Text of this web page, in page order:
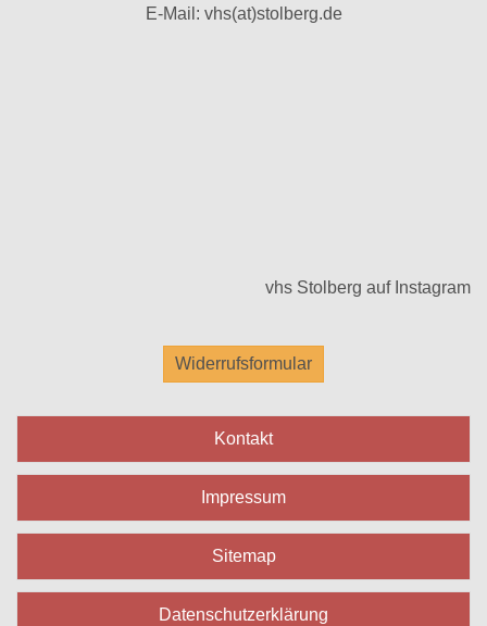
E-Mail: vhs(at)stolberg.de
vhs Stolberg auf Instagram
Widerrufsformular
Kontakt
Impressum
Sitemap
Datenschutzerklärung